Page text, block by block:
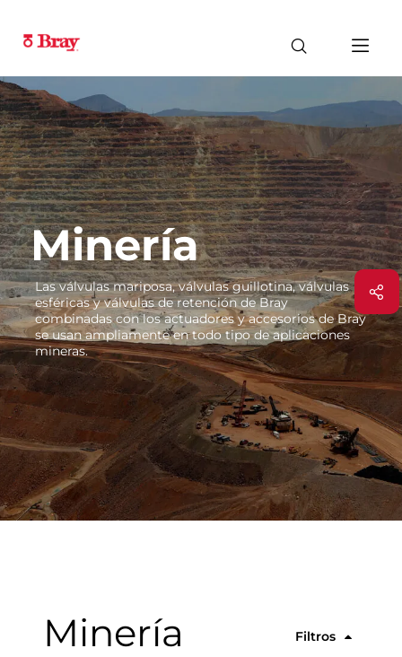
Minería
Las válvulas mariposa, válvulas guillotina, válvulas
esféricas y válvulas de retención de Bray
combinadas con los actuadores y accesorios de Bray
se usan ampliamente en todo tipo de aplicaciones
mineras.
Minería Filtros